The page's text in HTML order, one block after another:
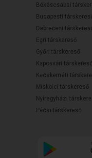
Békéscsabai
Budapesti
Debreceni
Egri társkereső
Győri társkereső
Kaposvári társkereső
Kecskeméti
Miskolci társkereső
Nyíregyházi
Pécsi társkereső